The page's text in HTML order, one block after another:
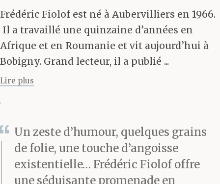
bouche et il y avait là de
drôles de poissons au
regard grave et
millénaire et des tas de
petites bêtes de la nuit
jamais vues. Il s’est
demandé s’il leur
ressemblait. Tout un
Frédéric Fiolof est né à Aubervilliers en 1966.
Il a travaillé une quinzaine d’années en
Afrique et en Roumanie et vit aujourd’hui à
Bobigny. Grand lecteur, il a publié ...
Lire plus
Un zeste d’humour, quelques grains
de folie, une touche d’angoisse
existentielle… Frédéric Fiolof offre
une séduisante promenade en